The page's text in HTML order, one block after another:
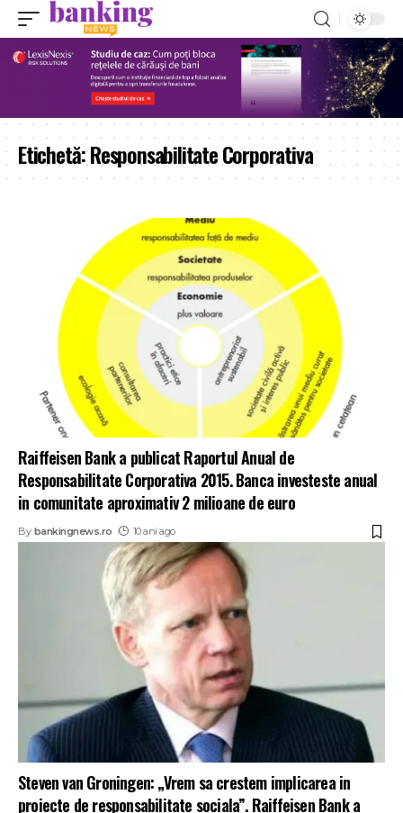
Etichetă:Responsabilitate Corporativa
Raiffeisen Bank a publicat Raportul Anual de
Responsabilitate Corporativa 2015. Banca investeste anual
in comunitate aproximativ 2 milioane de euro
By bankingnews.ro 10 ani ago
Steven van Groningen: „Vrem sa crestem implicarea in
proiecte de responsabilitate sociala”. Raiffeisen Bank a